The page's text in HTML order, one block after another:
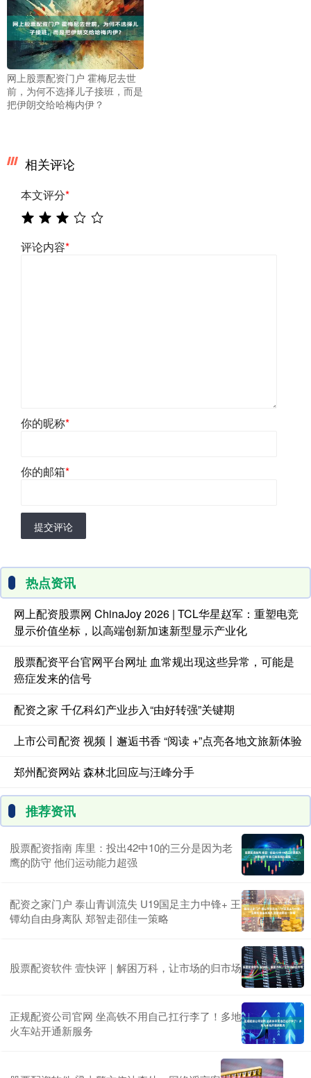
网上股票配资门户 霍梅尼去世
前，为何不选择儿子接班，而是
把伊朗交给哈梅内伊？
相关评论
本文评分*
评论内容*
你的昵称*
你的邮箱*
提交评论
热点资讯
网上配资股票网 ChinaJoy 2026 | TCL华星赵军：重塑电竞
显示价值坐标，以高端创新加速新型显示产业化
股票配资平台官网平台网址 血常规出现这些异常，可能是
癌症发来的信号
配资之家 千亿科幻产业步入“由好转强”关键期
上市公司配资 视频丨邂逅书香 “阅读 +”点亮各地文旅新体验
郑州配资网站 森林北回应与汪峰分手
推荐资讯
股票配资指南 库里：投出42中10的三分是因为老
鹰的防守 他们运动能力超强
配资之家门户 泰山青训流失 U19国足主力中锋+ 王
镡幼自由身离队 郑智走邵佳一策略
股票配资软件 壹快评｜解困万科，让市场的归市场
正规配资公司官网 坐高铁不用自己扛行李了！多地
火车站开通新服务